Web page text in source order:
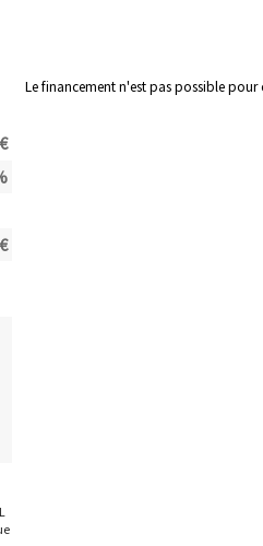
€
€
Le financement n'est pas possible